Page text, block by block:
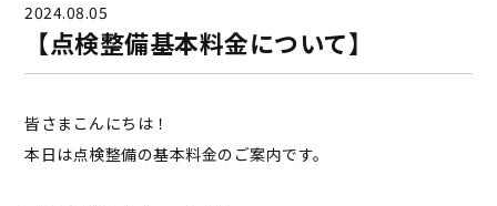
2024.08.05
【点検整備基本料金について】
皆さまこんにちは！
本日は点検整備の基本料金のご案内です。